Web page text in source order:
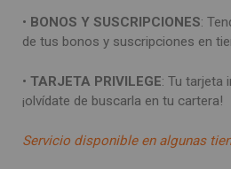
• BONOS Y SUSCRIPCIONES:
de tus bonos y suscripciones en
• TARJETA PRIVILEGE: Tu tarjeta
¡olvídate de buscarla en tu cartera!
Servicio disponible en algunas